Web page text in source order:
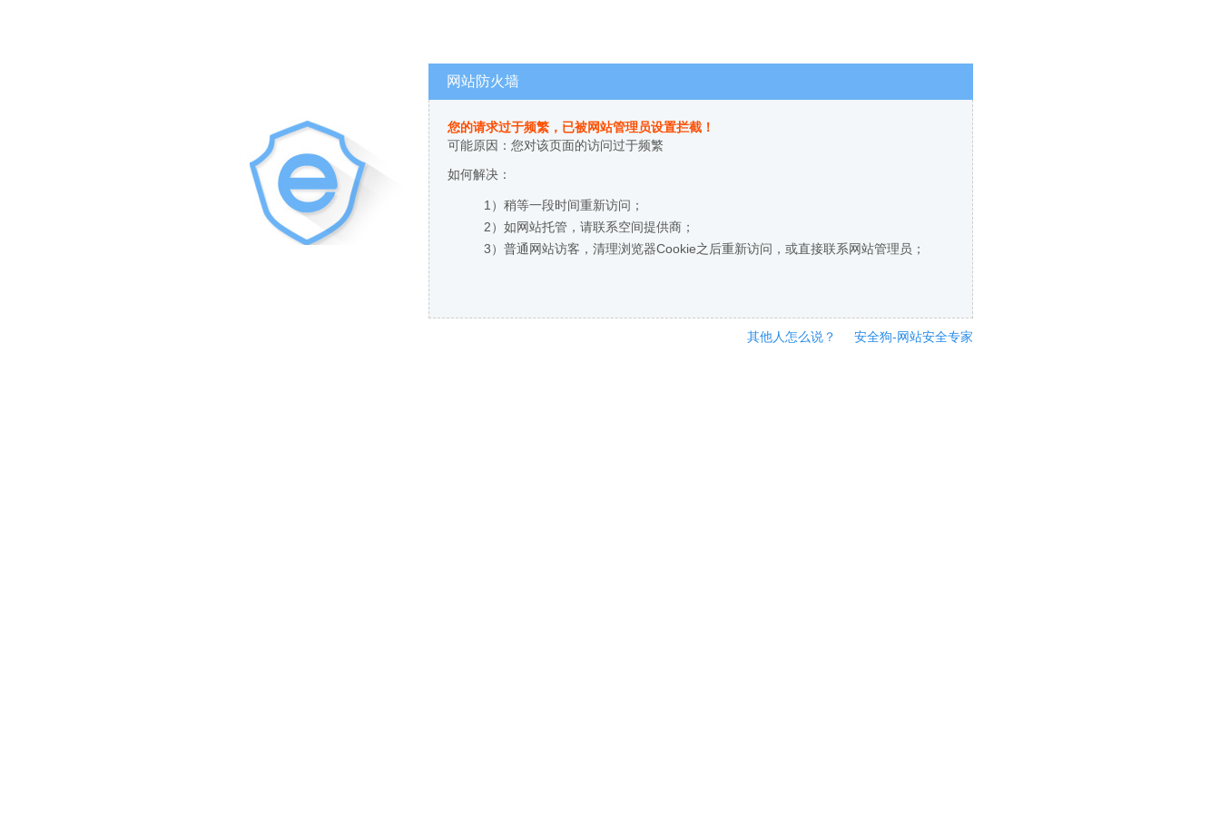
网站防火墙
您的请求过于频繁，已被网站管理员设置拦截！
可能原因：您对该页面的访问过于频繁
如何解决：
1）稍等一段时间重新访问；
2）如网站托管，请联系空间提供商；
3）普通网站访客，清理浏览器Cookie之后重新访问，或直接联系网站管理员；
其他人怎么说？ 安全狗-网站安全专家